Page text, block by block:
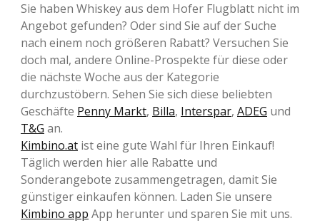
Sie haben Whiskey aus dem Hofer Flugblatt nicht im
Angebot gefunden? Oder sind Sie auf der Suche
nach einem noch größeren Rabatt? Versuchen Sie
doch mal, andere Online-Prospekte für diese oder
die nächste Woche aus der Kategorie
durchzustöbern. Sehen Sie sich diese beliebten
Geschäfte Penny Markt, Billa, Interspar, ADEG und
T&G an.
Kimbino.at ist eine gute Wahl für Ihren Einkauf!
Täglich werden hier alle Rabatte und
Sonderangebote zusammengetragen, damit Sie
günstiger einkaufen können. Laden Sie unsere
Kimbino app App herunter und sparen Sie mit uns.